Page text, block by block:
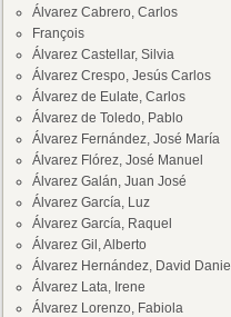
Álvarez Cabrero, Carlos
François
Álvarez Castellar, Silvia
Álvarez Crespo, Jesús Carlos
Álvarez de Eulate, Carlos
Álvarez de Toledo, Pablo
Álvarez Fernández, José María
Álvarez Flórez, José Manuel
Álvarez Galán, Juan José
Álvarez García, Luz
Álvarez García, Raquel
Álvarez Gil, Alberto
Álvarez Hernández, David Daniel
Álvarez Lata, Irene
Álvarez Lorenzo, Fabiola